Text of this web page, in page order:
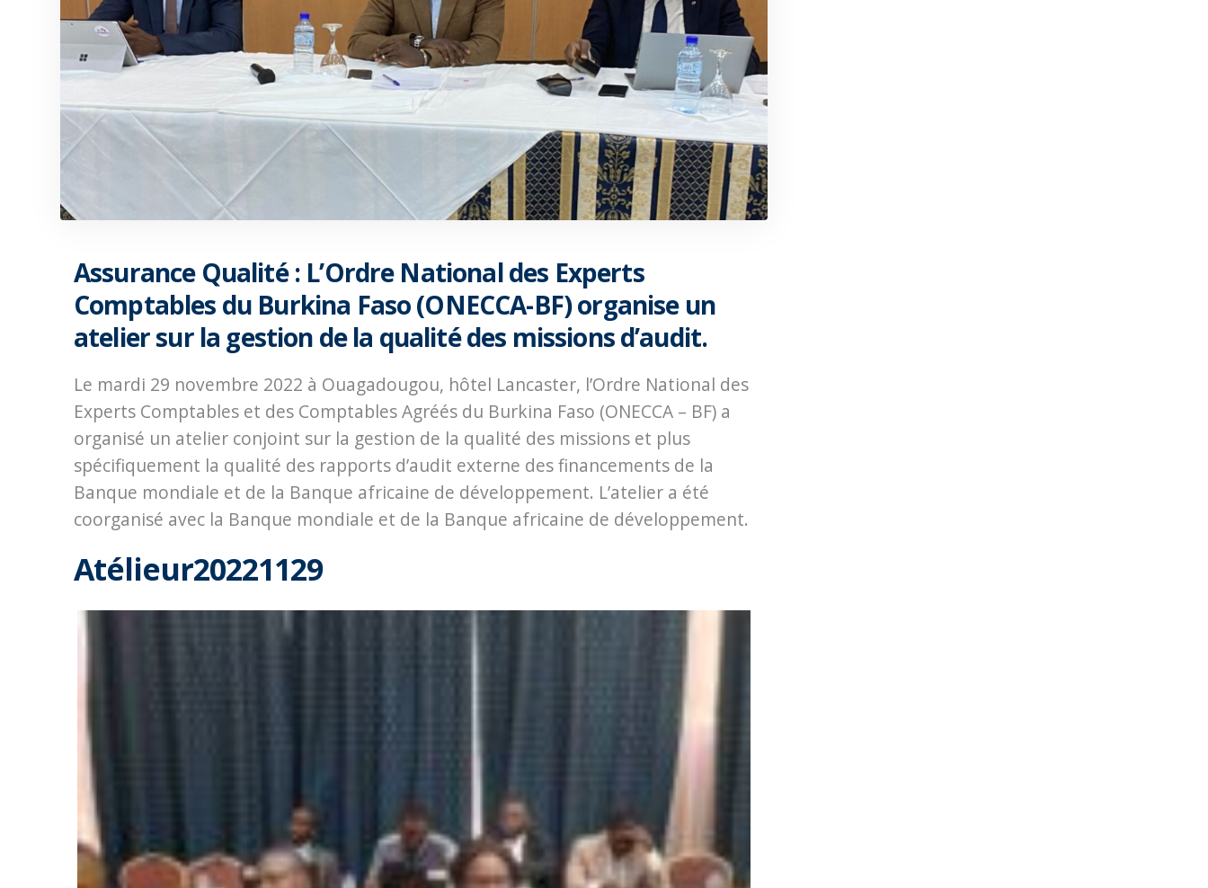
Assurance Qualité : L’Ordre National des Experts
Comptables du Burkina Faso (ONECCA-BF) organise un
atelier sur la gestion de la qualité des missions d’audit.
Le mardi 29 novembre 2022 à Ouagadougou, hôtel Lancaster, l’Ordre National des
Experts Comptables et des Comptables Agréés du Burkina Faso (ONECCA – BF) a
organisé un atelier conjoint sur la gestion de la qualité des missions et plus
spécifiquement la qualité des rapports d’audit externe des financements de la
Banque mondiale et de la Banque africaine de développement. L’atelier a été
coorganisé avec la Banque mondiale et de la Banque africaine de développement.
Atélieur20221129